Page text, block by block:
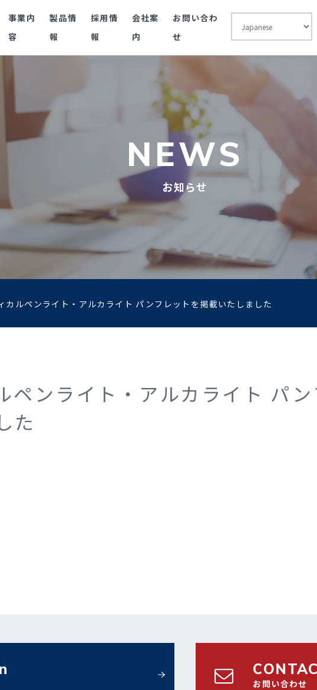
事業内
容
製品情
報
採用情
報
会社案
内
お問い合わ
せ
NEWS
お知らせ
カルペンライト・アルカライト パンフレットを掲載いたしました
ペンライト・アルカライト パ
た
お問い合わせ